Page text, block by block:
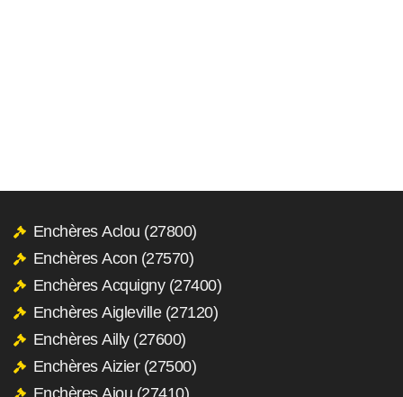
Enchères Aclou (27800)
Enchères Acon (27570)
Enchères Acquigny (27400)
Enchères Aigleville (27120)
Enchères Ailly (27600)
Enchères Aizier (27500)
Enchères Ajou (27410)